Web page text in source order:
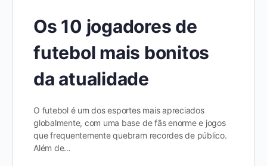
Os 10 jogadores de
futebol mais bonitos
da atualidade
O futebol é um dos esportes mais apreciados
globalmente, com uma base de fãs enorme e jogos
que frequentemente quebram recordes de público.
Além de…